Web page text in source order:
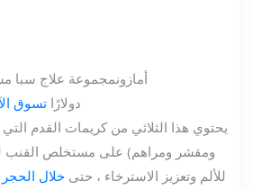
أمازونمجموعة علاج سبا
69.99 دولارًا تسوق
يحتوي هذا الثلاثي من كريمات القدم
ومقشر ومراهم) على مستخلص القنب
للألم وتعزيز الاسترخاء ، حتى خلال